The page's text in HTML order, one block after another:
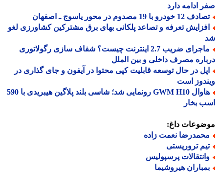
ادامه دارد
خودرو با 19 مصدوم در محور یاسوج ـ اصفهان
تعرفه و تصاعد پلکانی بهای برق مشترکین کشاورزی لغو
ماجرای ضریب 2.7 اینترنت چیست؟ شفاف سازی رگولاتوری
مصرف داخلی و بین الملل
در حال توسعه قابلیت کپی محتوا در آیفون و جای گذاری در
است
هاوال GWM H10 رونمایی شد؛ شاسی بلند پلاگین هیبریدی با 590
بخار
داغ:
نعمت زاده
تروریستی
پرسپولیس
هیروشیما